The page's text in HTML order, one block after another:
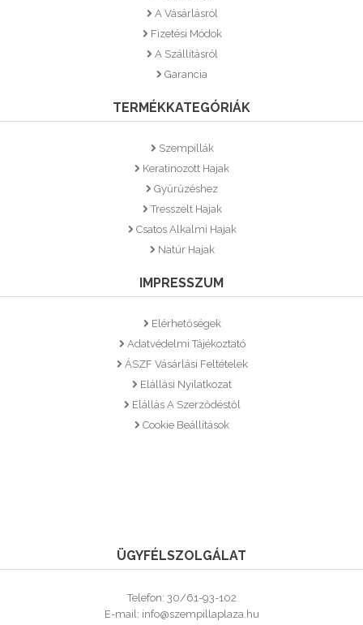
A Vásárlásról
Fizetési Módok
A Szállításról
Garancia
TERMÉKKATEGÓRIÁK
Szempillák
Keratinozott Hajak
Gyűrűzéshez
Tresszelt Hajak
Csatos Alkalmi Hajak
Natúr Hajak
IMPRESSZUM
Elérhetőségek
Adatvédelmi Tájékoztató
ÁSZF Vásárlási Feltételek
Elállási Nyilatkozat
Elállás A Szerződéstől
Cookie Beállítások
ÜGYFÉLSZOLGÁLAT
Telefon: 30/61-93-102
E-mail: info@szempillaplaza.hu